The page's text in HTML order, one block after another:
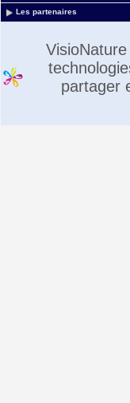
Les partenaires
partager